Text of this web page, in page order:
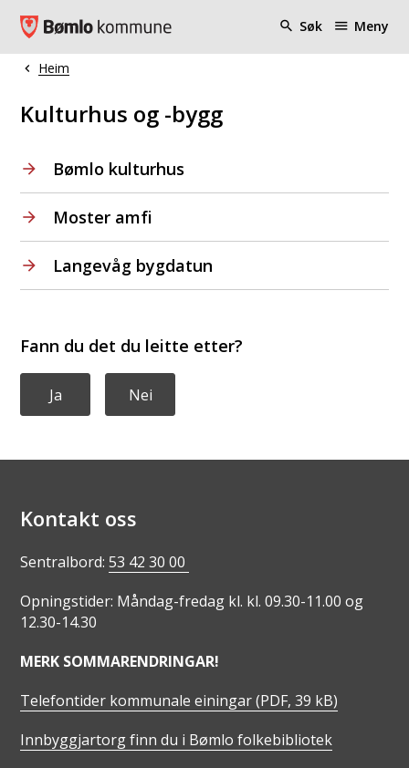
Bømlo kommune Søk Meny
Du er her:
Heim
Kulturhus og -bygg
Bømlo kulturhus
Moster amfi
Langevåg bygdatun
Fann du det du leitte etter?
Ja Nei
Kontakt oss
Sentralbord:53 42 30 00
Opningstider: Måndag-fredag kl. kl. 09.30-11.00 og
12.30-14.30
MERK SOMMARENDRINGAR!
Telefontider kommunale einingar(PDF, 39 kB)
Innbyggjartorg finn du i Bømlo folkebibliotek